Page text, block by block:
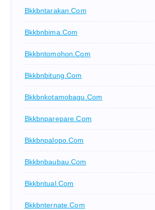
Bkkbntarakan.com
Bkkbnbima.com
Bkkbntomohon.com
Bkkbnbitung.com
Bkkbnkotamobagu.com
Bkkbnparepare.com
Bkkbnpalopo.com
Bkkbnbaubau.com
Bkkbntual.com
Bkkbnternate.com